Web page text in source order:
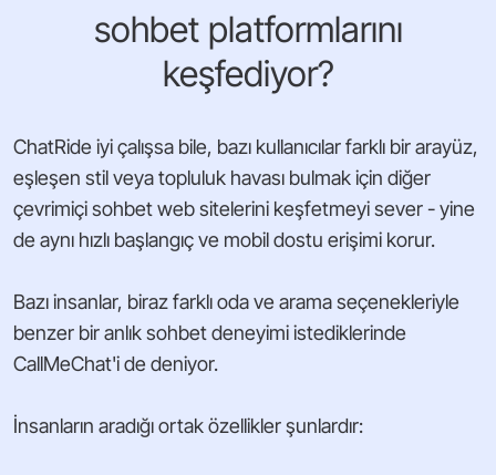
sohbet platformlarını
keşfediyor?
ChatRide iyi çalışsa bile, bazı kullanıcılar farklı bir arayüz,
eşleşen stil veya topluluk havası bulmak için diğer
çevrimiçi sohbet web sitelerini keşfetmeyi sever - yine
de aynı hızlı başlangıç ve mobil dostu erişimi korur.
Bazı insanlar, biraz farklı oda ve arama seçenekleriyle
benzer bir anlık sohbet deneyimi istediklerinde
CallMeChat'i de deniyor.
İnsanların aradığı ortak özellikler şunlardır: